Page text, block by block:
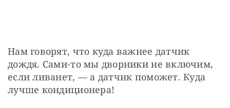
Нам говорят, что куда важнее датчик
дождя. Сами-то мы дворники не включим,
если ливанет, — а датчик поможет. Куда
лучше кондиционера!